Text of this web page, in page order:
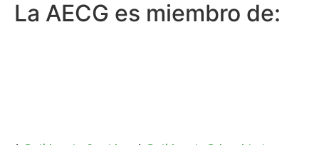
La AECG es miembro de: